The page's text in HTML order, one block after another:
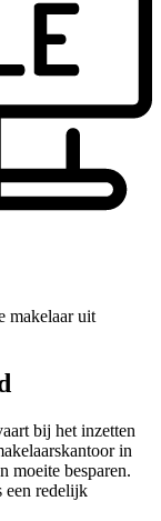
makelaar uit
bij het inzetten
in
moeite besparen.
een redelijk